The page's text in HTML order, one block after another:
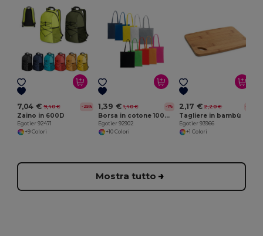
7,04 € 9,40 € -25%
Zaino in 600D
Egotier 92471
+9 Colori
1,39 € 1,40 € -1%
Borsa in cotone 100% (100 g/m²)
Egotier 92902
+10 Colori
2,17 € 2,20 € -2%
Tagliere in bambù
Egotier 93966
+1 Colori
Mostra tutto